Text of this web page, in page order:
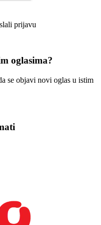
prijavu
oglasima?
se objavi novi oglas u istim